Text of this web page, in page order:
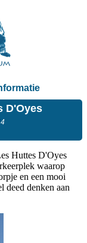
D'Oyes
Huttes D'Oyes
waarop
en een mooi
deed denken aan